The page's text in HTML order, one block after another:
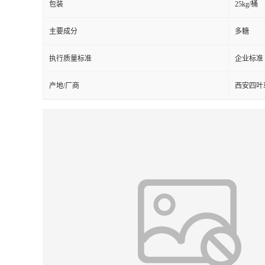
包装 25kg/桶
主要成分 多糖
执行质量标准 企业标准
产地/厂商 西安四叶